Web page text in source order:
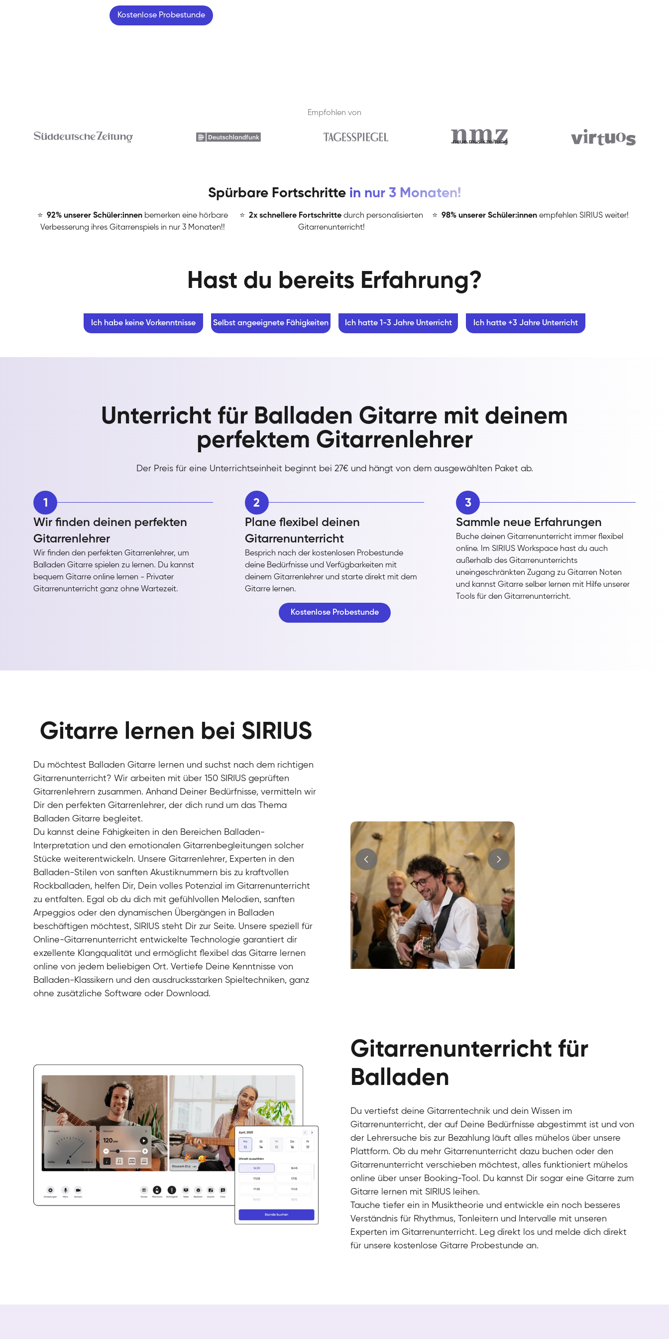
Kostenlose Probestunde
Empfohlen von
Spürbare Fortschritte in nur 3 Monaten!
⭐ ️92% unserer Schüler:innen bemerken eine hörbare
Verbesserung ihres Gitarrenspiels in nur 3 Monaten!!
⭐ ️2x schnellere Fortschritte durch personalisierten
Gitarrenunterricht!
⭐ 98% unserer Schüler:innen empfehlen SIRIUS weiter!
Hast du bereits Erfahrung?
Ich habe keine Vorkenntnisse Selbst angeeignete Fähigkeiten Ich hatte 1-3 Jahre Unterricht Ich hatte +3 Jahre Unterricht
Unterricht für Balladen Gitarre mit deinem
perfektem Gitarrenlehrer
Der Preis für eine Unterrichtseinheit beginnt bei 27€ und hängt von dem ausgewählten Paket ab.
1
Wir finden deinen perfekten
Gitarrenlehrer
Wir finden den perfekten Gitarrenlehrer, um
Balladen Gitarre spielen zu lernen. Du kannst
bequem Gitarre online lernen - Privater
Gitarrenunterricht ganz ohne Wartezeit.
2
Plane flexibel deinen
Gitarrenunterricht
Besprich nach der kostenlosen Probestunde
deine Bedürfnisse und Verfügbarkeiten mit
deinem Gitarrenlehrer und starte direkt mit dem
Gitarre lernen.
3
Sammle neue Erfahrungen
Buche deinen Gitarrenunterricht immer flexibel
online. Im SIRIUS Workspace hast du auch
außerhalb des Gitarrenunterrichts
uneingeschränkten Zugang zu Gitarren Noten
und kannst Gitarre selber lernen mit Hilfe unserer
Tools für den Gitarrenunterricht.
Kostenlose Probestunde
Gitarre lernen bei SIRIUS
Du möchtest Balladen Gitarre lernen und suchst nach dem richtigen
Gitarrenunterricht? Wir arbeiten mit über 150 SIRIUS geprüften
Gitarrenlehrern zusammen. Anhand Deiner Bedürfnisse, vermitteln wir
Dir den perfekten Gitarrenlehrer, der dich rund um das Thema
Balladen Gitarre begleitet.
Du kannst deine Fähigkeiten in den Bereichen Balladen-
Interpretation und den emotionalen Gitarrenbegleitungen solcher
Stücke weiterentwickeln. Unsere Gitarrenlehrer, Experten in den
Balladen-Stilen von sanften Akustiknummern bis zu kraftvollen
Rockballaden, helfen Dir, Dein volles Potenzial im Gitarrenunterricht
zu entfalten. Egal ob du dich mit gefühlvollen Melodien, sanften
Arpeggios oder den dynamischen Übergängen in Balladen
beschäftigen möchtest, SIRIUS steht Dir zur Seite. Unsere speziell für
Online-Gitarrenunterricht entwickelte Technologie garantiert dir
exzellente Klangqualität und ermöglicht flexibel das Gitarre lernen
online von jedem beliebigen Ort. Vertiefe Deine Kenntnisse von
Balladen-Klassikern und den ausdrucksstarken Spieltechniken, ganz
ohne zusätzliche Software oder Download.
E-Gitarre
Andreas
Gitarre
Sandra
E-Gitarre
Timon
Gitarre
Nazanin
E-Gitarre
Florian
E-Gitarre
Frank
Gitarre
Gitarrenunterricht für
Balladen
Du vertiefst deine Gitarrentechnik und dein Wissen im
Gitarrenunterricht, der auf Deine Bedürfnisse abgestimmt ist und von
der Lehrersuche bis zur Bezahlung läuft alles mühelos über unsere
Plattform. Ob du mehr Gitarrenunterricht dazu buchen oder den
Gitarrenunterricht verschieben möchtest, alles funktioniert mühelos
online über unser Booking-Tool. Du kannst Dir sogar eine Gitarre zum
Gitarre lernen mit SIRIUS leihen.
Tauche tiefer ein in Musiktheorie und entwickle ein noch besseres
Verständnis für Rhythmus, Tonleitern und Intervalle mit unseren
Experten im Gitarrenunterricht. Leg direkt los und melde dich direkt
für unsere kostenlose Gitarre Probestunde an.